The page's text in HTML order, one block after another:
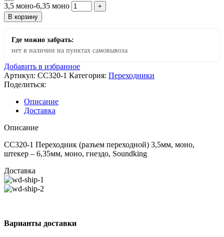
3,5 моно-6,35 моно
В корзину
Где можно забрать:
нет в наличии на пунктах самовывоза
Добавить в избранное
Артикул: CC320-1 Категория: Переходники
Поделиться:
Описание
Доставка
Описание
CC320-1 Переходник (разъем переходной) 3,5мм, моно,
штекер – 6,35мм, моно, гнездо, Soundking
Доставка
Варианты доставки